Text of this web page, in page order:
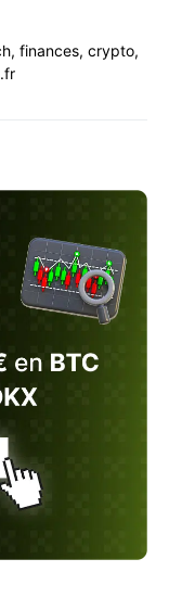
finances, crypto,